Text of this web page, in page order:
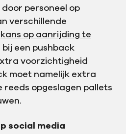
personeel op
verschillende
kans op aanrijding te
bij een pushback
voorzichtigheid
moet namelijk extra
opgeslagen pallets
social media